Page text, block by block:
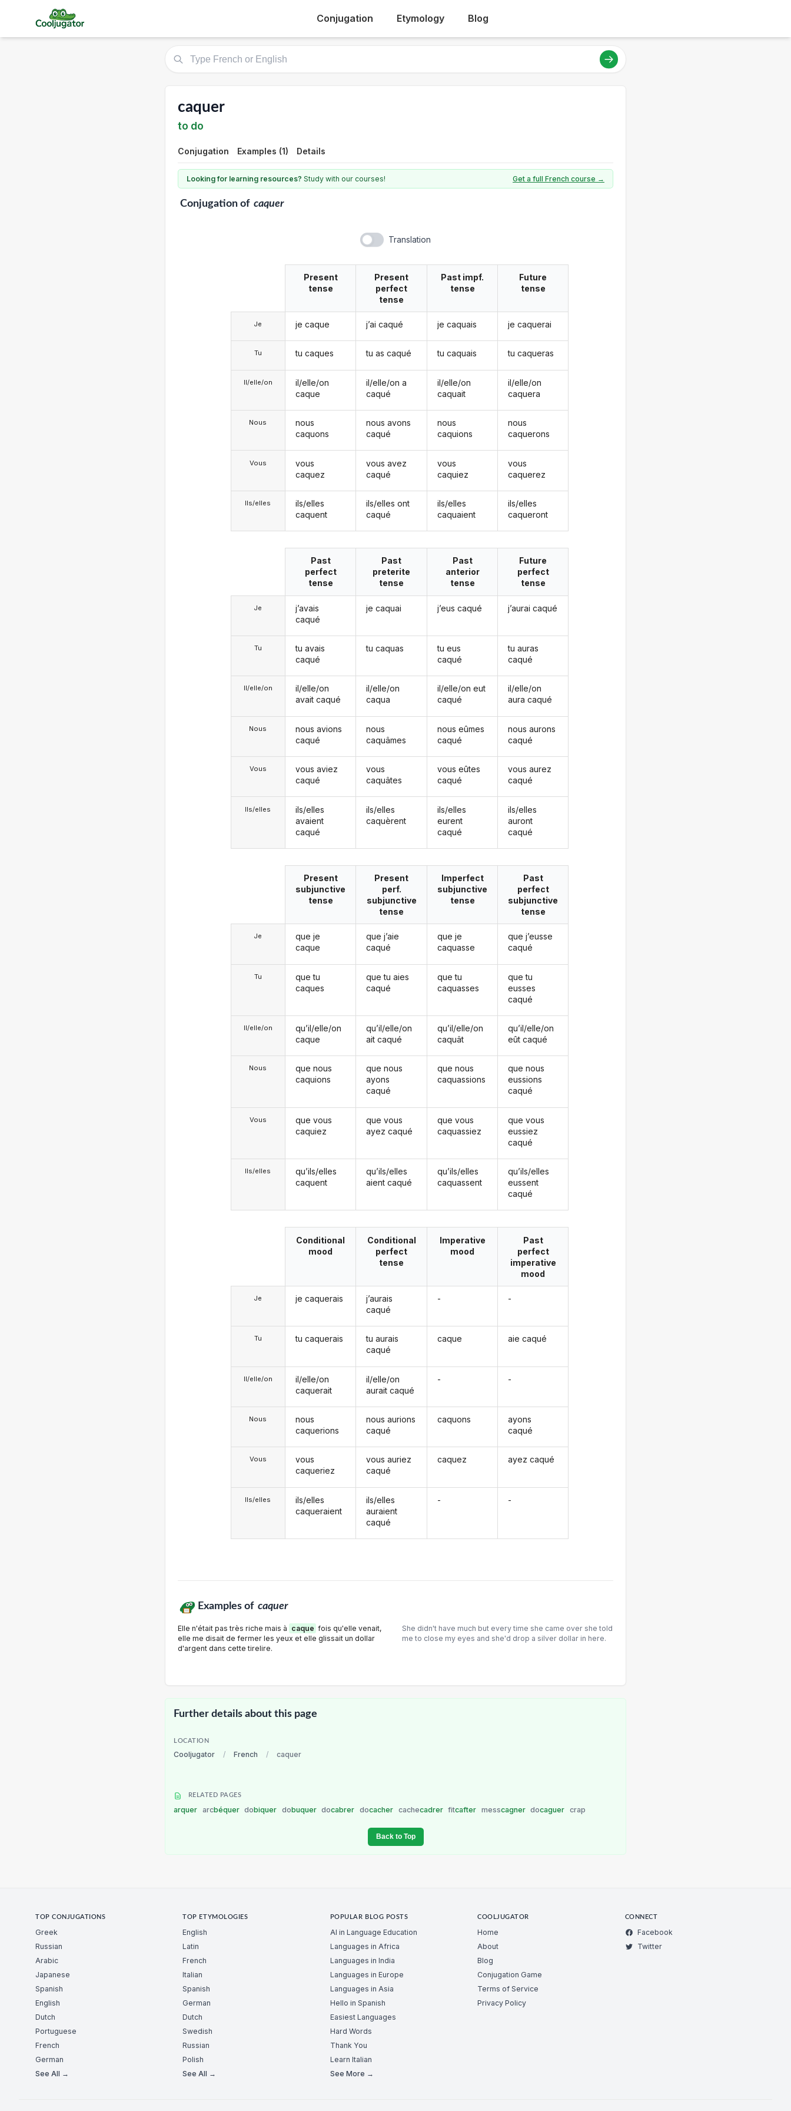
Conjugation Etymology Blog
caquer
to do
Conjugation Examples (1) Details
Looking for learning resources? Study with our courses! Get a full French course →
Conjugationof caquer
Translation
Je
Tu
Il/elle/on
Nous
Vous
Ils/elles
Present
tense
je caque
tu caques
il/elle/on
caque
nous
caquons
vous
caquez
ils/elles
caquent
Present
perfect
tense
j’ai caqué
tu as caqué
il/elle/on a
caqué
nous avons
caqué
vous avez
caqué
ils/elles ont
caqué
Past impf.
tense
je caquais
tu caquais
il/elle/on
caquait
nous
caquions
vous
caquiez
ils/elles
caquaient
Future
tense
je caquerai
tu caqueras
il/elle/on
caquera
nous
caquerons
vous
caquerez
ils/elles
caqueront
Je
Tu
Il/elle/on
Nous
Vous
Ils/elles
Past
perfect
tense
j’avais
caqué
tu avais
caqué
il/elle/on
avait caqué
nous avions
caqué
vous aviez
caqué
ils/elles
avaient
caqué
Past
preterite
tense
je caquai
tu caquas
il/elle/on
caqua
nous
caquâmes
vous
caquâtes
ils/elles
caquèrent
Past
anterior
tense
j’eus caqué
tu eus
caqué
il/elle/on eut
caqué
nous eûmes
caqué
vous eûtes
caqué
ils/elles
eurent
caqué
Future
perfect
tense
j’aurai caqué
tu auras
caqué
il/elle/on
aura caqué
nous aurons
caqué
vous aurez
caqué
ils/elles
auront
caqué
Je
Tu
Il/elle/on
Nous
Vous
Ils/elles
Present
subjunctive
tense
que je
caque
que tu
caques
qu’il/elle/on
caque
que nous
caquions
que vous
caquiez
qu’ils/elles
caquent
Present
perf.
subjunctive
tense
que j’aie
caqué
que tu aies
caqué
qu’il/elle/on
ait caqué
que nous
ayons
caqué
que vous
ayez caqué
qu’ils/elles
aient caqué
Imperfect
subjunctive
tense
que je
caquasse
que tu
caquasses
qu’il/elle/on
caquât
que nous
caquassions
que vous
caquassiez
qu’ils/elles
caquassent
Past
perfect
subjunctive
tense
que j’eusse
caqué
que tu
eusses
caqué
qu’il/elle/on
eût caqué
que nous
eussions
caqué
que vous
eussiez
caqué
qu’ils/elles
eussent
caqué
Je
Tu
Il/elle/on
Nous
Vous
Ils/elles
Conditional
mood
je caquerais
tu caquerais
il/elle/on
caquerait
nous
caquerions
vous
caqueriez
ils/elles
caqueraient
Conditional
perfect
tense
j’aurais
caqué
tu aurais
caqué
il/elle/on
aurait caqué
nous aurions
caqué
vous auriez
caqué
ils/elles
auraient
caqué
Imperative
mood
-
caque
-
caquons
caquez
-
Past
perfect
imperative
mood
-
aie caqué
-
ayons
caqué
ayez caqué
-
Examples of caquer
Elle n'était pas très riche mais à caque fois qu'elle venait,
elle me disait de fermer les yeux et elle glissait un dollar
d'argent dans cette tirelire.
She didn't have much but every time she came over she told
me to close my eyes and she'd drop a silver dollar in here.
Further details about this page
LOCATION
Cooljugator / French / caquer
RELATED PAGES
arquer arcbéquer dobiquer dobuquer docabrer docacher cachecadrer fitcafter messcagner docaguer crap
Back to Top
TOP CONJUGATIONS
Greek
Russian
Arabic
Japanese
Spanish
English
Dutch
Portuguese
French
German
See All →
TOP ETYMOLOGIES
English
Latin
French
Italian
Spanish
German
Dutch
Swedish
Russian
Polish
See All →
POPULAR BLOG POSTS
AI in Language Education
Languages in Africa
Languages in India
Languages in Europe
Languages in Asia
Hello in Spanish
Easiest Languages
Hard Words
Thank You
Learn Italian
See More →
COOLJUGATOR
Home
About
Blog
Conjugation Game
Terms of Service
Privacy Policy
CONNECT
Facebook
Twitter